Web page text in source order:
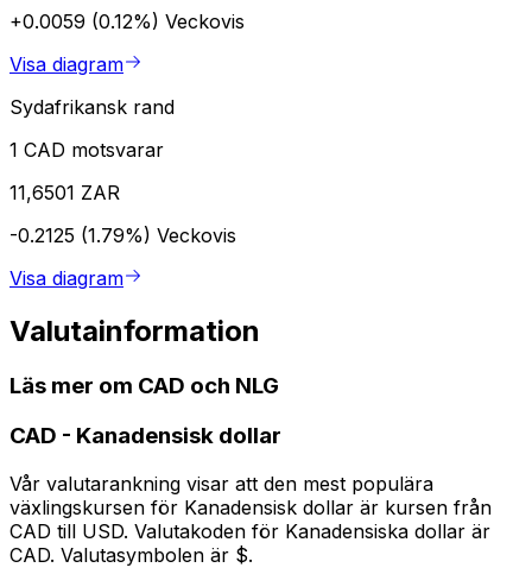
+0.0059 (0.12%) Veckovis
Visa diagram
Sydafrikansk rand
1 CAD motsvarar
11,6501 ZAR
-0.2125 (1.79%) Veckovis
Visa diagram
Valutainformation
Läs mer om CAD och NLG
CAD - Kanadensisk dollar
Vår valutarankning visar att den mest populära
växlingskursen för Kanadensisk dollar är kursen från
CAD till USD. Valutakoden för Kanadensiska dollar är
CAD. Valutasymbolen är $.